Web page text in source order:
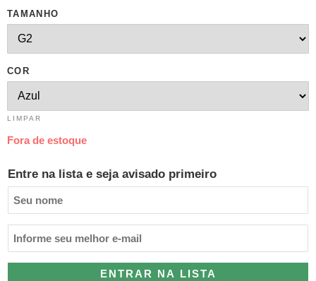
TAMANHO
COR
LIMPAR
Fora de estoque
Entre na lista e seja avisado primeiro
ENTRAR NA LISTA